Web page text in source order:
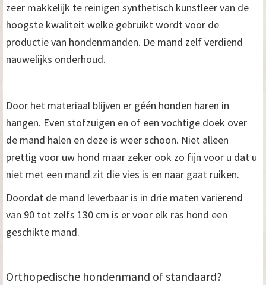
zeer makkelijk te reinigen synthetisch kunstleer van de
hoogste kwaliteit welke gebruikt wordt voor de
productie van hondenmanden. De mand zelf verdiend
nauwelijks onderhoud.
Door het materiaal blijven er géén honden haren in
hangen. Even stofzuigen en of een vochtige doek over
de mand halen en deze is weer schoon. Niet alleen
prettig voor uw hond maar zeker ook zo fijn voor u dat u
niet met een mand zit die vies is en naar gaat ruiken.
Doordat de mand leverbaar is in drie maten variërend
van 90 tot zelfs 130 cm is er voor elk ras hond een
geschikte mand.
Orthopedische hondenmand of standaard?